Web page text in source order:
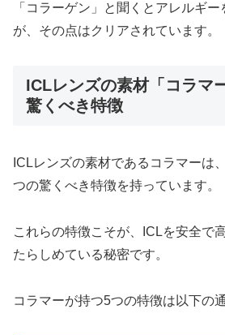
「コラーゲン」と聞くとアレルギ
が、その点はクリアされています。
ICLレンズの素材「コラマ
驚くべき特徴
ICLレンズの素材であるコラマーは
つの驚くべき特徴を持っています。
これらの特徴こそが、ICLを安全で
たらしめている秘密です。
コラマーが持つ5つの特徴は以下の